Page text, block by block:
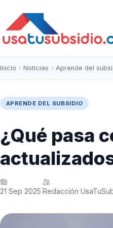
Inicio Noticias Aprende del
APRENDE DEL SUBSIDIO
¿Qué pasa
21 Sep 2025·Redacción